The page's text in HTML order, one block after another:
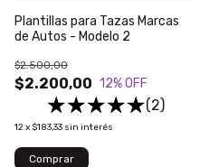
Plantillas para Tazas Marcas
de Autos - Modelo 2
$2.200,00
$2.500,00
12% OFF
(2)
12x $183,33 sin interés